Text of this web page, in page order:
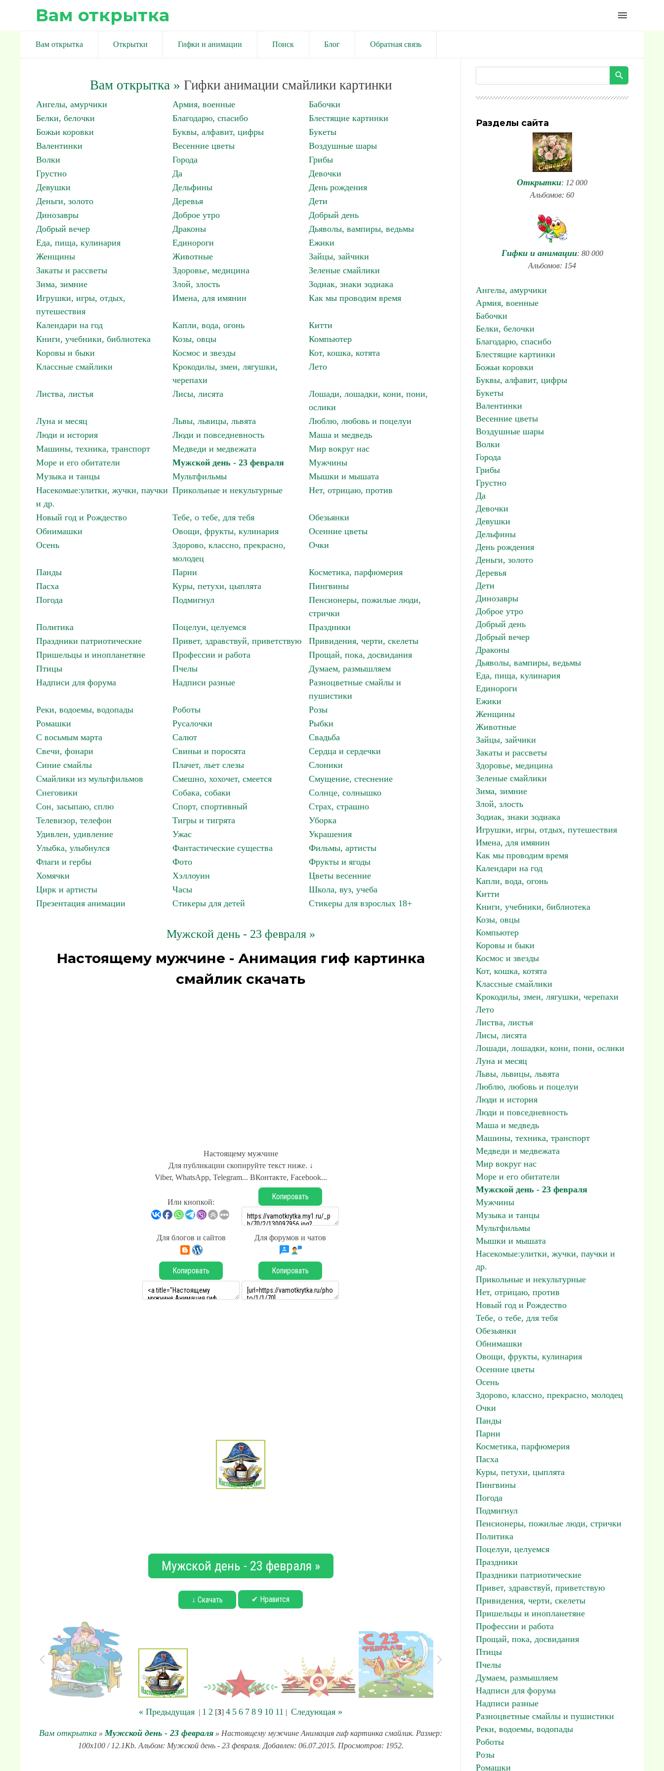
Вам открытка menu
Вам открытка Открытки Гифки и анимации Поиск Блог Обратная связь
Вам открытка» Гифки анимации смайлики картинки
Ангелы, амурчики Армия, военные
Бабочки
Белки, белочки
Благодарю, спасибо
Блестящие картинки
Божьи коровки
Буквы, алфавит, цифры
Букеты
Валентинки
Весенние цветы
Воздушные шары
Волки
Города
Грибы
Грустно
Да
Девочки
Девушки
Дельфины
День рождения
Деньги, золото
Деревья
Дети
Динозавры
Доброе утро
Добрый день
Добрый вечер
Драконы
Дьяволы, вампиры, ведьмы
Еда, пища, кулинария
Единороги
Ежики
Женщины
Животные
Зайцы, зайчики
Закаты и рассветы
Здоровье, медицина
Зеленые смайлики
Зима, зимние
Злой, злость
Зодиак, знаки зодиака
Игрушки, игры, отдых,
путешествия
Имена, для имянин Как мы проводим время
Календари на год Капли, вода, огонь
Китти
Книги, учебники, библиотека
Козы, овцы
Компьютер
Коровы и быки
Космос и звезды
Кот, кошка, котята
Классные смайлики
Крокодилы, змеи, лягушки,
черепахи
Лето
Листва, листья Лисы, лисята
Лошади, лошадки, кони, пони,
ослики
Луна и месяц
Львы, львицы, львята
Люблю, любовь и поцелуи
Люди и история
Люди и повседневность
Маша и медведь
Машины, техника, транспорт
Медведи и медвежата
Мир вокруг нас
Море и его обитатели
Мужской день - 23 февраля
Мужчины
Музыка и танцы
Мультфильмы
Мышки и мышата
Насекомые:улитки, жучки, паучки
и др.
Прикольные и некультурные Нет, отрицаю, против
Новый год и Рождество Тебе, о тебе, для тебя
Обезьянки
Обнимашки
Овощи, фрукты, кулинария
Осенние цветы
Осень
Здорово, классно, прекрасно,
молодец
Очки
Панды Парни
Косметика, парфюмерия
Пасха
Куры, петухи, цыплята
Пингвины
Погода
Подмигнул
Пенсионеры, пожилые люди,
стрички
Политика
Поцелуи, целуемся
Праздники
Праздники патриотические
Привет, здравствуй, приветствую
Привидения, черти, скелеты
Пришельцы и инопланетяне
Профессии и работа
Прощай, пока, досвидания
Птицы
Пчелы
Думаем, размышляем
Надписи для форума
Надписи разные
Разноцветные смайлы и
пушистики
Реки, водоемы, водопады
Роботы
Розы
Ромашки
Русалочки
Рыбки
С восьмым марта
Салют
Свадьба
Свечи, фонари
Свиньи и поросята
Сердца и сердечки
Синие смайлы
Плачет, льет слезы
Слоники
Смайлики из мультфильмов
Смешно, хохочет, смеется
Смущение, стеснение
Снеговики
Собака, собаки
Солнце, солнышко
Сон, засыпаю, сплю
Спорт, спортивный
Страх, страшно
Телевизор, телефон
Тигры и тигрята
Уборка
Удивлен, удивление
Ужас
Украшения
Улыбка, улыбнулся
Фантастические существа
Фильмы, артисты
Флаги и гербы
Фото
Фрукты и ягоды
Хомячки
Хэллоуин
Цветы весенние
Цирк и артисты
Часы
Школа, вуз, учеба
Презентация анимации
Стикеры для детей Стикеры для взрослых 18+
Мужской день - 23 февраля »
Настоящему мужчине - Анимация гиф картинка
смайлик скачать
Настоящему мужчине
Для публикации скопируйте текст ниже. ↓
Viber, WhatsApp, Telegram... ВКонтакте, Facebook...
Или кнопкой:
Копировать
Для блогов и сайтов Для форумов и чатов
Копировать Копировать
Мужской день - 23 февраля »
↓ Скачать ✔ Нравится
« Предыдущая | 1 2 [3] 4 5 6 7 8 9 10 11 | Следующая »
Вам открытка » Мужской день - 23 февраля » Настоящему мужчине Анимация гиф картинка смайлик. Размер:
100x100 / 12.1Kb. Альбом: Мужской день - 23 февраля. Добавлен: 06.07.2015. Просмотров: 1952.
Разделы сайта
Открытки: 12 000
Альбомов: 60
Гифки и анимации: 80 000
Альбомов: 154
Ангелы, амурчики
Армия, военные
Бабочки
Белки, белочки
Благодарю, спасибо
Блестящие картинки
Божьи коровки
Буквы, алфавит, цифры
Букеты
Валентинки
Весенние цветы
Воздушные шары
Волки
Города
Грибы
Грустно
Да
Девочки
Девушки
Дельфины
День рождения
Деньги, золото
Деревья
Дети
Динозавры
Доброе утро
Добрый день
Добрый вечер
Драконы
Дьяволы, вампиры, ведьмы
Еда, пища, кулинария
Единороги
Ежики
Женщины
Животные
Зайцы, зайчики
Закаты и рассветы
Здоровье, медицина
Зеленые смайлики
Зима, зимние
Злой, злость
Зодиак, знаки зодиака
Игрушки, игры, отдых, путешествия
Имена, для имянин
Как мы проводим время
Календари на год
Капли, вода, огонь
Китти
Книги, учебники, библиотека
Козы, овцы
Компьютер
Коровы и быки
Космос и звезды
Кот, кошка, котята
Классные смайлики
Крокодилы, змеи, лягушки, черепахи
Лето
Листва, листья
Лисы, лисята
Лошади, лошадки, кони, пони, ослики
Луна и месяц
Львы, львицы, львята
Люблю, любовь и поцелуи
Люди и история
Люди и повседневность
Маша и медведь
Машины, техника, транспорт
Медведи и медвежата
Мир вокруг нас
Море и его обитатели
Мужской день - 23 февраля
Мужчины
Музыка и танцы
Мультфильмы
Мышки и мышата
Насекомые:улитки, жучки, паучки и
др.
Прикольные и некультурные
Нет, отрицаю, против
Новый год и Рождество
Тебе, о тебе, для тебя
Обезьянки
Обнимашки
Овощи, фрукты, кулинария
Осенние цветы
Осень
Здорово, классно, прекрасно, молодец
Очки
Панды
Парни
Косметика, парфюмерия
Пасха
Куры, петухи, цыплята
Пингвины
Погода
Подмигнул
Пенсионеры, пожилые люди, стрички
Политика
Поцелуи, целуемся
Праздники
Праздники патриотические
Привет, здравствуй, приветствую
Привидения, черти, скелеты
Пришельцы и инопланетяне
Профессии и работа
Прощай, пока, досвидания
Птицы
Пчелы
Думаем, размышляем
Надписи для форума
Надписи разные
Разноцветные смайлы и пушистики
Реки, водоемы, водопады
Роботы
Розы
Ромашки